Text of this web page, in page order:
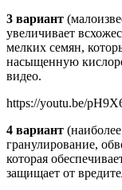
3 вариант
увеличивает
мелких семян,
насыщенную
видео.
https://youtu.be/
4 вариант
гранулирование,
которая
защищает от